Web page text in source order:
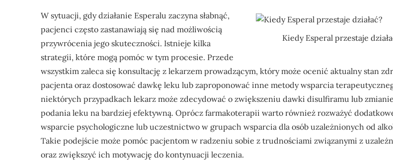
Kiedy Esperal przestaje
W sytuacji, gdy działanie Esperalu zaczyna słabnąć,
pacjenci często zastanawiają się nad możliwością
przywrócenia jego skuteczności. Istnieje kilka
strategii, które mogą pomóc w tym procesie. Przede
wszystkim zaleca się konsultację z lekarzem prowadzącym, który może ocenić aktualny stan
pacjenta oraz dostosować dawkę leku lub zaproponować inne metody wsparcia
niektórych przypadkach lekarz może zdecydować o zwiększeniu dawki disulfiramu lub
podania leku na bardziej efektywną. Oprócz farmakoterapii warto również rozważyć
wsparcie psychologiczne lub uczestnictwo w grupach wsparcia dla osób uzależnionych od
Takie podejście może pomóc pacjentom w radzeniu sobie z trudnościami związanymi z
oraz zwiększyć ich motywację do kontynuacji leczenia.